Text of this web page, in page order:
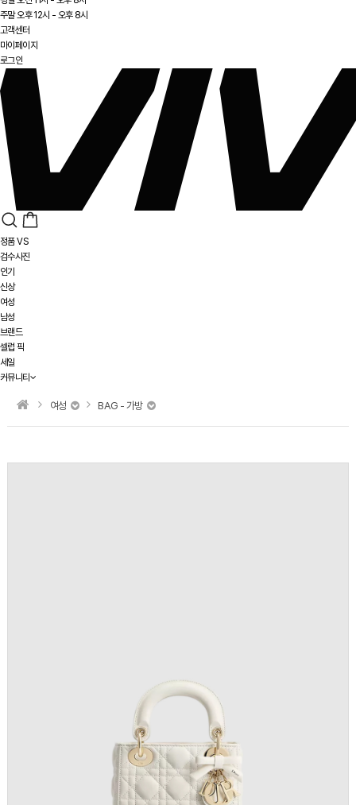
주말 오후 12시 - 오후 8시
고객센터
마이페이지
로그인
정품 VS
검수사진
인기
신상
여성
남성
브랜드
셀럽 픽
세일
커뮤니티
여성 BAG - 가방